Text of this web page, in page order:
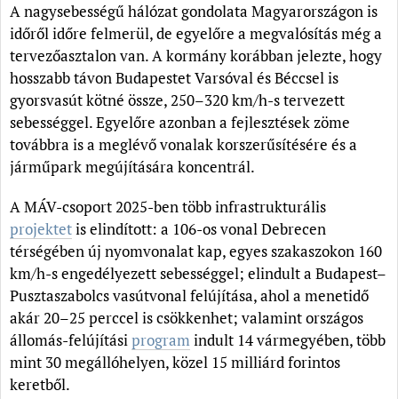
A nagysebességű hálózat gondolata Magyarországon is
időről időre felmerül, de egyelőre a megvalósítás még a
tervezőasztalon van. A kormány korábban jelezte, hogy
hosszabb távon Budapestet Varsóval és Béccsel is
gyorsvasút kötné össze, 250–320 km/h-s tervezett
sebességgel. Egyelőre azonban a fejlesztések zöme
továbbra is a meglévő vonalak korszerűsítésére és a
járműpark megújítására koncentrál.
A MÁV-csoport 2025-ben több infrastrukturális
projektetis elindított: a 106-os vonal Debrecen
térségében új nyomvonalat kap, egyes szakaszokon 160
km/h-s engedélyezett sebességgel; elindult a Budapest–
Pusztaszabolcs vasútvonal felújítása, ahol a menetidő
akár 20–25 perccel is csökkenhet; valamint országos
állomás-felújításiprogramindult 14 vármegyében, több
mint 30 megállóhelyen, közel 15 milliárd forintos
keretből.